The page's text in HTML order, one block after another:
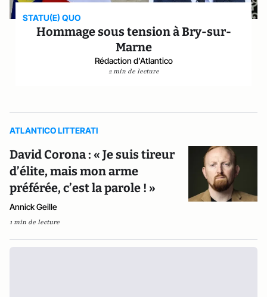
STATU(E) QUO
Hommage sous tension à Bry-sur-
Marne
Rédaction d'Atlantico
2 min de lecture
ATLANTICO LITTERATI
David Corona : « Je suis tireur
d’élite, mais mon arme
préférée, c’est la parole ! »
Annick Geille
1 min de lecture